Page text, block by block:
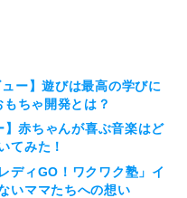
ー】遊びは最高の学びに
ちゃ開発とは？
】赤ちゃんが喜ぶ音楽はど
てみた！
ディGO！ワクワク塾」イ
いママたちへの想い